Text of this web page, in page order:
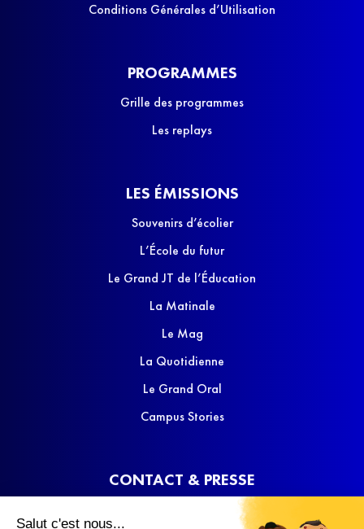
Salut c'est nous...
Conditions Générales d’Utilisation
PROGRAMMES
Grille des programmes
Les replays
LES ÉMISSIONS
Souvenirs d’écolier
L’École du futur
Le Grand JT de l’Éducation
La Matinale
Le Mag
La Quotidienne
Le Grand Oral
Campus Stories
CONTACT & PRESSE